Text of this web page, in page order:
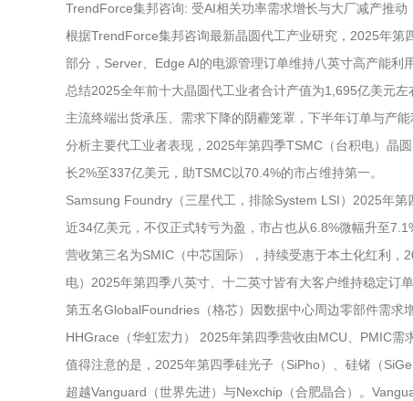
TrendForce集邦咨询: 受AI相关功率需求增长与大厂减产推
根据TrendForce集邦咨询最新晶圆代工产业研究，2025年
部分，Server、Edge AI的电源管理订单维持八英寸高产能利
总结2025全年前十大晶圆代工业者合计产值为1,695亿美元
主流终端出货承压、需求下降的阴霾笼罩，下半年订单与产能
分析主要代工业者表现，2025年第四季TSMC（台积电）晶
长2%至337亿美元，助TSMC以70.4%的市占维持第一。
Samsung Foundry（三星代工，排除System LSI）2025年
近34亿美元，不仅正式转亏为盈，市占也从6.8%微幅升至
营收第三名为SMIC（中芯国际），持续受惠于本土化红利
电）2025年第四季八英寸、十二英寸皆有大客户维持稳定订
第五名GlobalFoundries（格芯）因数据中心周边零部件需
HHGrace（华虹宏力） 2025年第四季营收由MCU、PMIC
值得注意的是，2025年第四季硅光子（SiPho）、硅锗（
超越Vanguard（世界先进）与Nexchip（合肥晶合）。